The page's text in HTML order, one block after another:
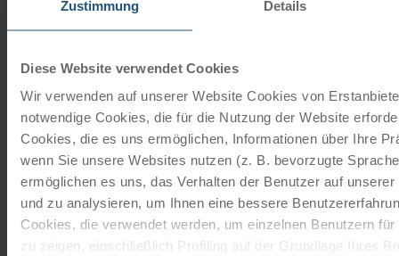
Zustimmung Details
Diese Website verwendet Cookies
Wir verwenden auf unserer Website Cookies von
notwendige Cookies, die für die Nutzung der Website
Cookies, die es uns ermöglichen, Informationen über Ihre
wenn Sie unsere Websites nutzen (z. B. bevorzugte
ermöglichen es uns, das Verhalten der Benutzer auf
und zu analysieren, um Ihnen eine bessere
Cookies, die verwendet werden, um einzelnen Benutzern
zu zeigen, einschließlich Profiling auf der Grundlage Ihres
Ich empfehle immer die
längeren Reisen, wie
bis zum Eisernen Tor.
Innerhalb von zwei Wochen
durch viele verschiedene
Landschaften, Städte und
Länder zu reisen, so viele
unterschiedliche Kulturen,
Architekturen und Bräuche
kennenzulernen – das ist
wirklich unglaublich.